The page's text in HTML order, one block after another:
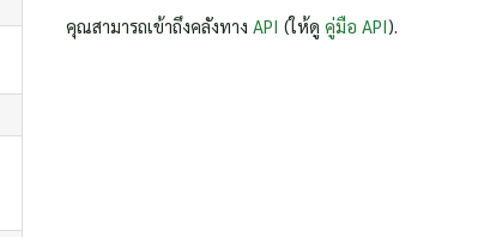
คุณสามารถเข้าถึงคลังทาง API (ให้ดู คู่มือ API).